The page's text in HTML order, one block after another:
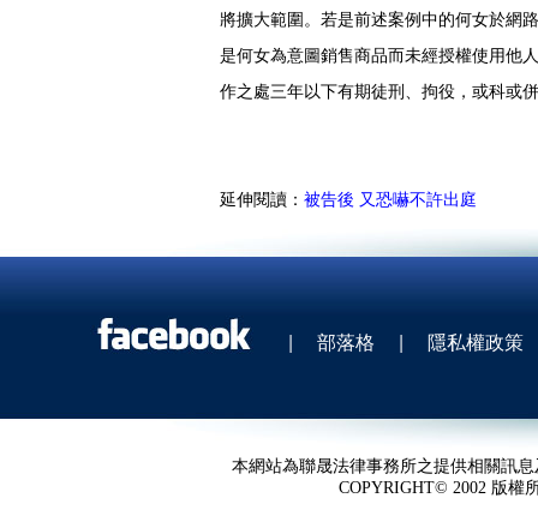
將擴大範圍。若是前述案例中的何女於網
是何女為意圖銷售商品而未經授權使用他
作之處三年以下有期徒刑、拘役，或科或
延伸閱讀： 被告後 又恐嚇不許出庭
| 部落格 | 隱私權政策
本網站為聯晟法律事務所之提供相關訊
COPYRIGHT© 2002 版權